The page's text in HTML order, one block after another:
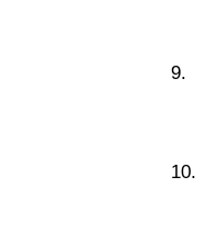
9.
10.